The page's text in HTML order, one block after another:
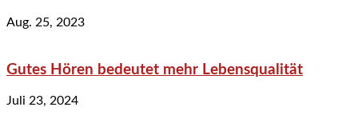
Aug. 25, 2023
Gutes Hören bedeutet mehr Lebensqualität
Juli 23, 2024